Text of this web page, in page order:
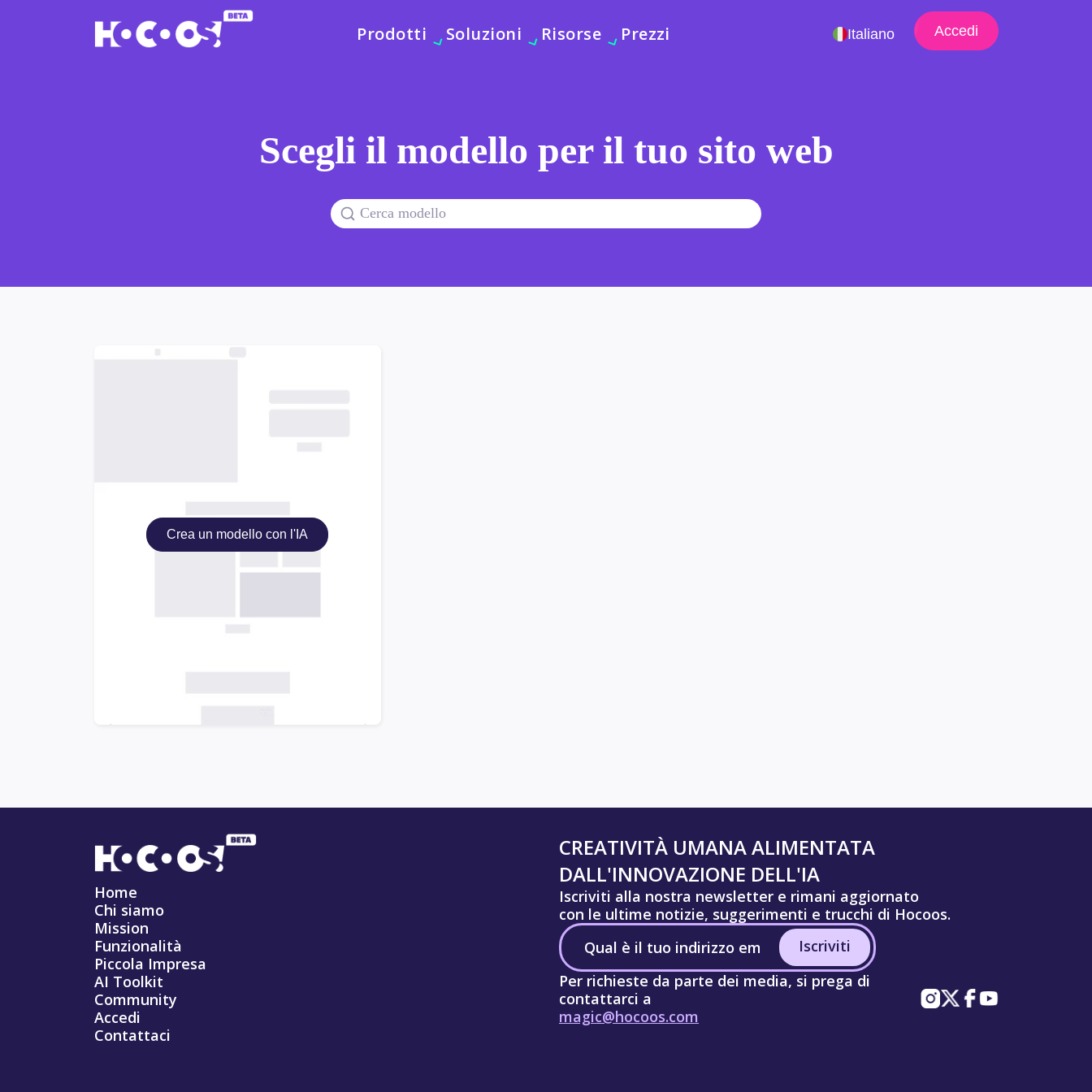
Prodotti Soluzioni Risorse Prezzi Italiano Accedi
Scegli il modello per il tuo sito web
Crea un modello con l'IA
Home
Chi siamo
Mission
Funzionalità
Piccola Impresa
AI Toolkit
Community
Accedi
Contattaci
CREATIVITÀ UMANA ALIMENTATA
DALL'INNOVAZIONE DELL'IA
Iscriviti alla nostra newsletter e rimani aggiornato
con le ultime notizie, suggerimenti e trucchi di Hocoos.
Iscriviti
Per richieste da parte dei media, si prega di
contattarci a
magic@hocoos.com